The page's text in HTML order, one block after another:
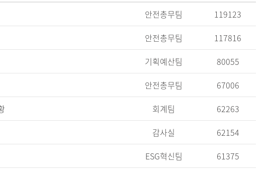
안전총무팀
119123
안전총무팀
117816
기획예산팀
80055
안전총무팀
67006
회계팀
62263
감사실
62154
ESG혁신팀
61375